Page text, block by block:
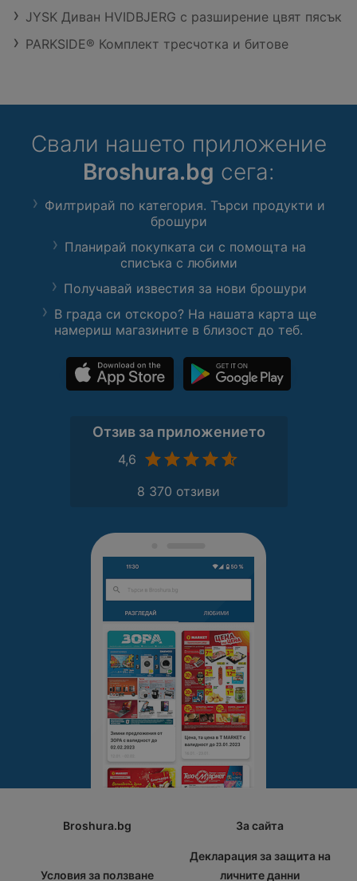
JYSK Диван HVIDBJERG с разширение цвят пясък
PARKSIDE® Комплект тресчотка и битове
Свали нашето приложение
Broshura.bg сега:
Филтрирай по категория. Търси продукти и
брошури
Планирай покупката си с помощта на
списъка с любими
Получавай известия за нови брошури
В града си отскоро? На нашата карта ще
намериш магазините в близост до теб.
Отзив за приложението
4,6
8 370 отзиви
Broshura.bg За сайта
Условия за ползване
Декларация за защита на
личните данни